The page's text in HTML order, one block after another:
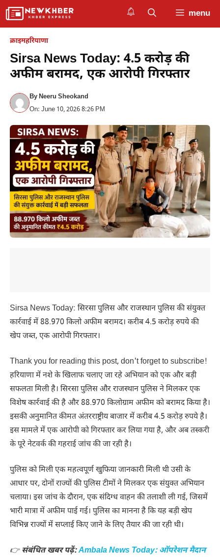
Skip
menu
क्राइमहरियाणा
Sirsa News Today: 4.5 करोड़ की
अफीम बरामद, एक आरोपी गिरफ्तार
ByNeeru Sheokand
On: June 10, 2026 8:26 PM
Sirsa News Today: सिरसा पुलिस और राजस्थान पुलिस की संयुक्त
कार्रवाई में 88.970 किलो अफीम बरामद। करीब 4.5 करोड़ रुपये की
खेप जब्त, एक आरोपी गिरफ्तार।
Thank you for reading this post, don't forget to subscribe!
हरियाणा में नशे के खिलाफ चलाए जा रहे अभियान को एक और बड़ी
सफलता मिली है। सिरसा पुलिस और राजस्थान पुलिस ने मिलकर एक
विशेष कार्रवाई की है और 88.970 किलोग्राम अफीम को बरामद किया है।
इसकी अनुमानित कीमत अंतरराष्ट्रीय बाजार में करीब 4.5 करोड़ रुपये है।
इस मामले में एक आरोपी को गिरफ्तार कर लिया गया है, और अब तस्करी
के पूरे नेटवर्क की गहराई जांच की जा रही है।
पुलिस को मिली एक महत्वपूर्ण खुफिया जानकारी मिली थी उसी के
आधार पर, दोनों राज्यों की पुलिस टीमों ने मिलकर एक संयुक्त अभियान
चलाया। इस जांच के दौरान, एक संदिग्ध वाहन की तलाशी ली गई, जिसमें
भारी मात्रा में अफीम पाई गई। पुलिस का मानना है कि यह बड़ी खेप
विभिन्न राज्यों में सप्लाई किए जाने के लिए तैयार की जा रही थी।
👉संबंधित खबर पढ़ें:Ambala News Today: ऑपरेशन मैदान